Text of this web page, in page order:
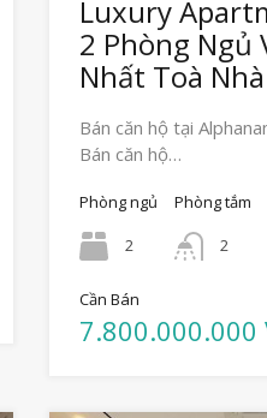
Luxury
2 Phòng Ngủ
Nhất Toà Nhà
Bán căn hộ tại
Bán căn hộ…
Phòng ngủ
2
Phòng tắm
2
Cần Bán
7.800.000.000